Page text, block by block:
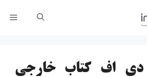
اف کتاب خارجی